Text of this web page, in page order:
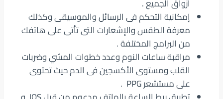
أزواق الجميع .
إمكانية التحكم فى الرسائل والموسيقى وكذلك
معرفة الطقس والإشعارات التى تأتى على هاتفك
من البرامج المختلفة .
مراقبة ساعات النوم وعدد خطوات المشي وضربات
القلب ومستوى الأكسجين فى الدم حيث تحتوى
على مستشعر PPG .